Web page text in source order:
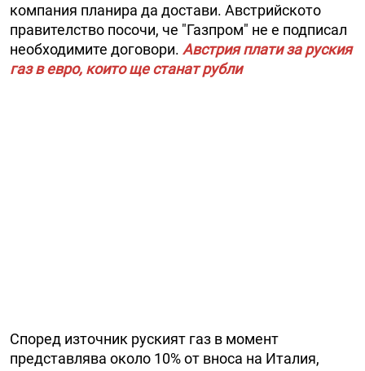
компания планира да достави. Австрийското
правителство посочи, че "Газпром" не е подписал
необходимите договори. Австрия плати за руския
газ в евро, които ще станат рубли
Според източник руският газ в момент
представлява около 10% от вноса на Италия,